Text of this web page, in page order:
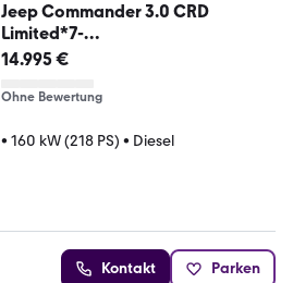
Jeep Commander 3.0 CRD
Limited*7-
Sitzer~AHK~StHz~4WD*
14.995 €
Ohne Bewertung
• 160 kW (218 PS) • Diesel
Kontakt Parken